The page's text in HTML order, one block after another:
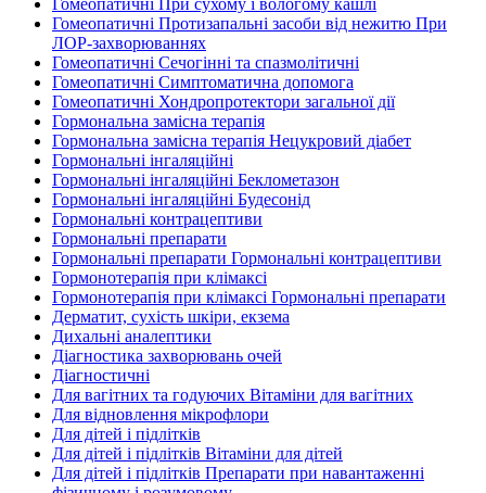
Гомеопатичні Протизапальні засоби від нежитю При
ЛОР-захворюваннях
Гомеопатичні Сечогінні та спазмолітичні
Гомеопатичні Симптоматична допомога
Гомеопатичні Хондропротектори загальної дії
Гормональна замісна терапія
Гормональна замісна терапія Нецукровий діабет
Гормональні інгаляційні
Гормональні інгаляційні Беклометазон
Гормональні інгаляційні Будесонід
Гормональні контрацептиви
Гормональні препарати
Гормональні препарати Гормональні контрацептиви
Гормонотерапія при клімаксі
Гормонотерапія при клімаксі Гормональні препарати
Дерматит, сухість шкіри, екзема
Дихальні аналептики
Діагностика захворювань очей
Діагностичні
Для вагітних та годуючих Вітаміни для вагітних
Для відновлення мікрофлори
Для дітей і підлітків
Для дітей і підлітків Вітаміни для дітей
Для дітей і підлітків Препарати при навантаженні